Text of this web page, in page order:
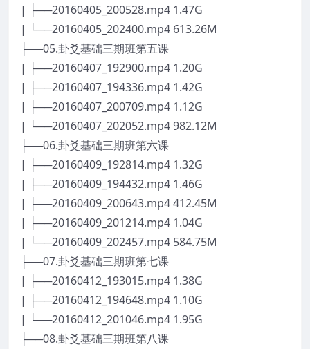
| ├──20160405_200528.mp4 1.47G
| └──20160405_202400.mp4 613.26M
├──05.卦爻基础三期班第五课
| ├──20160407_192900.mp4 1.20G
| ├──20160407_194336.mp4 1.42G
| ├──20160407_200709.mp4 1.12G
| └──20160407_202052.mp4 982.12M
├──06.卦爻基础三期班第六课
| ├──20160409_192814.mp4 1.32G
| ├──20160409_194432.mp4 1.46G
| ├──20160409_200643.mp4 412.45M
| ├──20160409_201214.mp4 1.04G
| └──20160409_202457.mp4 584.75M
├──07.卦爻基础三期班第七课
| ├──20160412_193015.mp4 1.38G
| ├──20160412_194648.mp4 1.10G
| └──20160412_201046.mp4 1.95G
├──08.卦爻基础三期班第八课